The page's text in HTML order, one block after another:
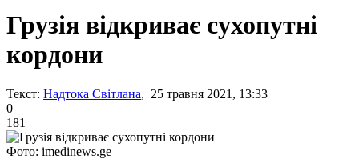
Грузія відкриває сухопутні
кордони
Текст: Надтока Світлана, 25 травня 2021, 13:33
0
181
Фото: imedinews.ge